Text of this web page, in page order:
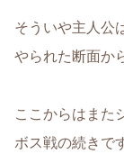
そういや主人公
やられた断面か
ここからはまた
ボス戦の続きで